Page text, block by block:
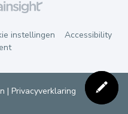
instellingen
Accessibility
| Privacyverklaring